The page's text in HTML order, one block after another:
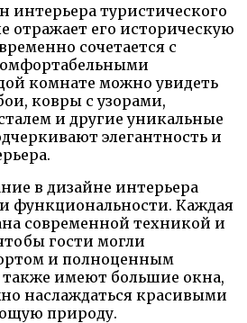
интерьера туристического
отражает его историческую
сочетается с
комнате можно увидеть
ковры с узорами,
и другие уникальные
элегантность и
в дизайне интерьера
функциональности. Каждая
современной техникой и
гости могли
и полноценным
имеют большие окна,
наслаждаться красивыми
природу.